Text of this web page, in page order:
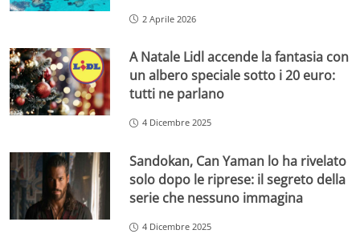
2 Aprile 2026
A Natale Lidl accende la fantasia con
un albero speciale sotto i 20 euro:
tutti ne parlano
4 Dicembre 2025
Sandokan, Can Yaman lo ha rivelato
solo dopo le riprese: il segreto della
serie che nessuno immagina
4 Dicembre 2025